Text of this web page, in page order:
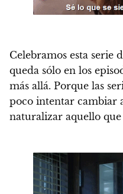
Celebramos esta serie
queda sólo en los
más allá. Porque las
poco intentar cambiar
naturalizar aquello